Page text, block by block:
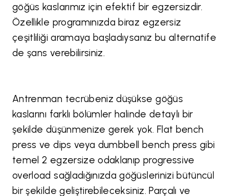
göğüs kaslarımız için efektif bir egzersizdir.
Özellikle programınızda biraz egzersiz
çeşitliliği aramaya başladıysanız bu alternatife
de şans verebilirsiniz.
Antrenman tecrübeniz düşükse göğüs
kaslarını farklı bölümler halinde detaylı bir
şekilde düşünmenize gerek yok. Flat bench
press ve dips veya dumbbell bench press gibi
temel 2 egzersize odaklanıp progressive
overload sağladığınızda göğüslerinizi bütüncül
bir şekilde geliştirebileceksiniz. Parçalı ve